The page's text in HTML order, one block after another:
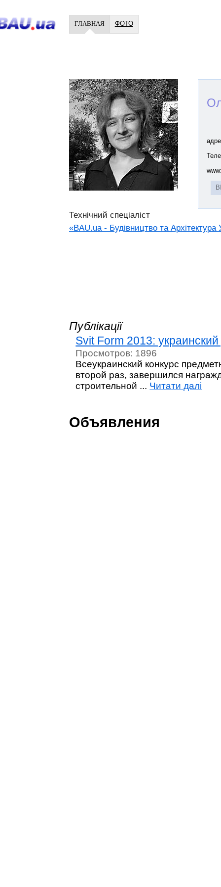
ГЛАВНАЯ ФОТО
Технічний спеціаліст
«BAU.ua - Будівництво та Архітектура
Публікації
Svit Form 2013:
Просмотров: 1896
Всеукраинский конкурс
второй раз, завершился
строительной ... Читати далі
Объявления